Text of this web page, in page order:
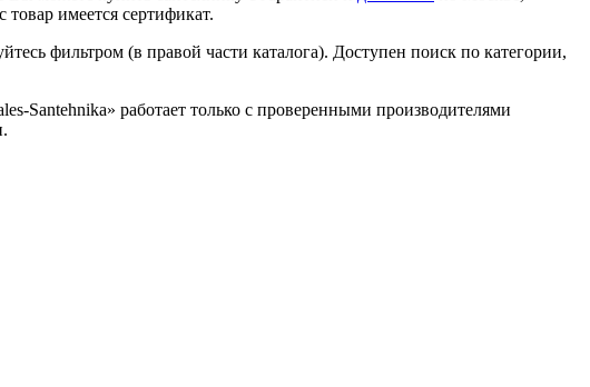
имеется сертификат.
фильтром (в правой части каталога). Доступен поиск по категории,
Santehnika» работает только с проверенными производителями